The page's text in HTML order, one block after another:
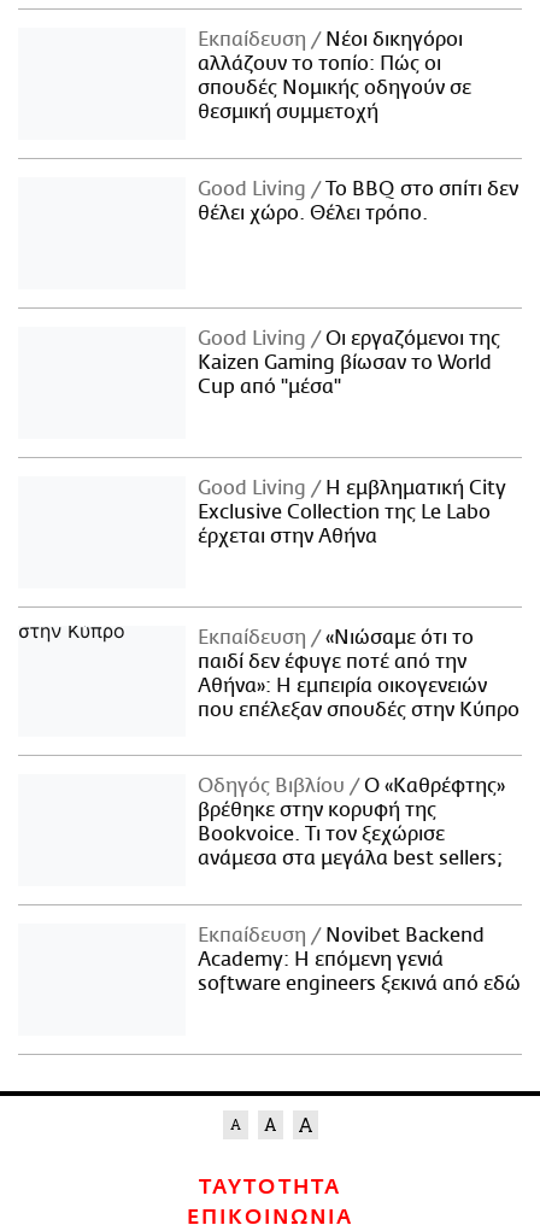
Εκπαίδευση
Νέοι δικηγόροι
αλλάζουν το τοπίο: Πώς οι
σπουδές Νομικής οδηγούν σε
θεσμική συμμετοχή
Good Living
Το BBQ στο σπίτι δεν
θέλει χώρο. Θέλει τρόπο.
Good Living
Οι εργαζόμενοι της
Kaizen Gaming βίωσαν το World
Cup από "μέσα"
Good Living
Η εμβληματική City
Exclusive Collection της Le Labo
έρχεται στην Αθήνα
Εκπαίδευση
«Νιώσαμε ότι το
παιδί δεν έφυγε ποτέ από την
Αθήνα»: Η εμπειρία οικογενειών
που επέλεξαν σπουδές στην Κύπρο
Οδηγός Βιβλίου
Ο «Καθρέφτης»
βρέθηκε στην κορυφή της
Bookvoice. Τι τον ξεχώρισε
ανάμεσα στα μεγάλα best sellers;
Εκπαίδευση
Novibet Backend
Academy: Η επόμενη γενιά
software engineers ξεκινά από εδώ
ΤΑΥΤΟΤΗΤΑ
ΕΠΙΚΟΙΝΩΝΙΑ